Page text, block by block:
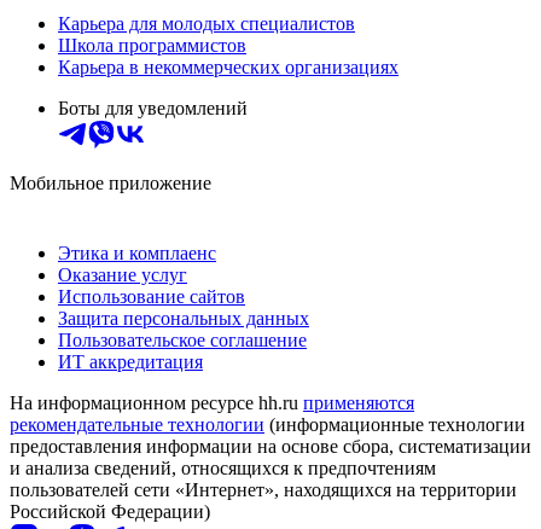
Карьера для молодых специалистов
Школа программистов
Карьера в некоммерческих организациях
Боты для уведомлений
Мобильное приложение
Этика и комплаенс
Оказание услуг
Использование сайтов
Защита персональных данных
Пользовательское соглашение
ИТ аккредитация
На информационном ресурсе hh.ru применяются
рекомендательные технологии (информационные технологии
предоставления информации на основе сбора, систематизации
и анализа сведений, относящихся к предпочтениям
пользователей сети «Интернет», находящихся на территории
Российской Федерации)